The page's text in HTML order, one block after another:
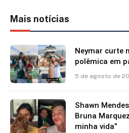
Mais notícias
Neymar curte
polêmica em
5 de agosto de
Shawn
Bruna
minha vida”